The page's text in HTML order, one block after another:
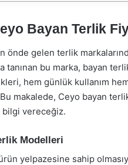
Bayan Terlik
önde gelen terlik
tanınan bu marka, bayan
hem günlük kullanım
makalede, Ceyo bayan
bilgi vereceğiz.
Modelleri
yelpazesine sahip